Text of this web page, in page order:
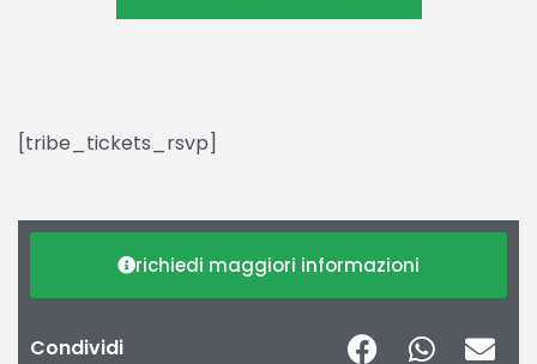
[tribe_tickets_rsvp]
richiedi maggiori informazioni
Condividi